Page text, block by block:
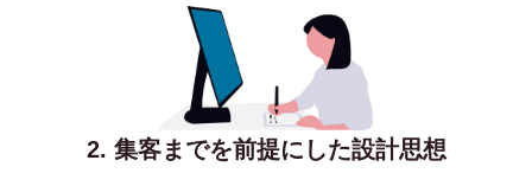
2. 集客までを前提にした設計思想